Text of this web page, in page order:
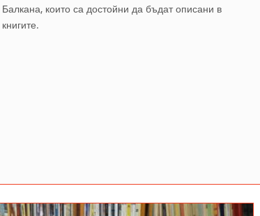
Балкана, които са достойни да бъдат описани в
книгите.